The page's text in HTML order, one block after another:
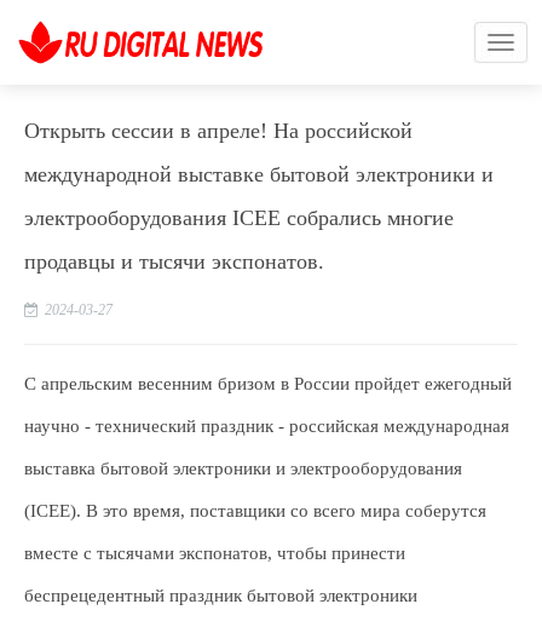
Открыть сессии в апреле! На российской
международной выставке бытовой электроники и
электрооборудования ICEE собрались многие
продавцы и тысячи экспонатов.
2024-03-27
С апрельским весенним бризом в России пройдет ежегодный
научно - технический праздник - российская международная
выставка бытовой электроники и электрооборудования
(ICEE). В это время, поставщики со всего мира соберутся
вместе с тысячами экспонатов, чтобы принести
беспрецедентный праздник бытовой электроники